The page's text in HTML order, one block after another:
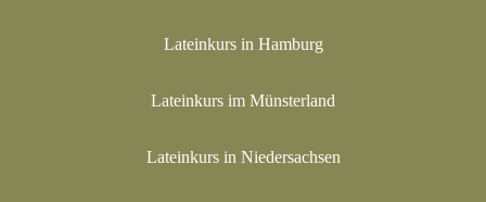
Lateinkurs in Hamburg
Lateinkurs im Münsterland
Lateinkurs in Niedersachsen